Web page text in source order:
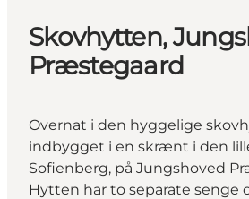
Skovhytten,
Præstegaard
Overnat i den hyggelige
indbygget i en skrænt i den
Sofienberg, på Jungshoved
Hytten har to separate senge